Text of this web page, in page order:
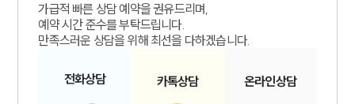
가급적 빠른 상담 예약을 권유드리며,
예약 시간 준수를 부탁드립니다.
만족스러운 상담을 위해 최선을 다하겠습니다.
전화상담 카톡상담 온라인상담